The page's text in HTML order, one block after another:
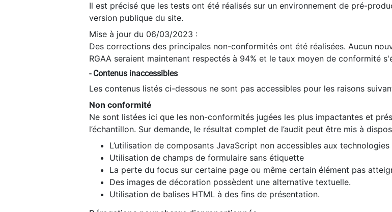
Il est précisé que les tests ont été réalisés sur un environnement de pré-
version publique du site.
Mise à jour du 06/03/2023 :
Des corrections des principales non-conformités ont été réalisées. Aucun
RGAA seraient maintenant respectés à 94% et le taux moyen de conformité
- Contenus inaccessibles
Les contenus listés ci-dessous ne sont pas accessibles pour les raisons
Non conformité
Ne sont listées ici que les non-conformités jugées les plus impactantes et
l’échantillon. Sur demande, le résultat complet de l’audit peut être mis à
L’utilisation de composants JavaScript non accessibles aux technologies
Utilisation de champs de formulaire sans étiquette
La perte du focus sur certaine page ou même certain élément pas
Des images de décoration possèdent une alternative textuelle.
Utilisation de balises HTML à des fins de présentation.